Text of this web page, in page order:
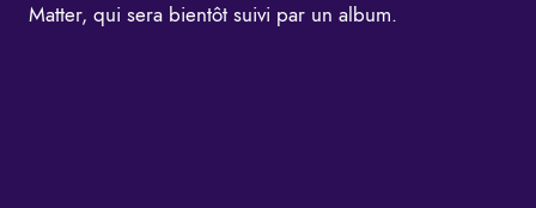
Matter, qui sera bientôt suivi par un album.